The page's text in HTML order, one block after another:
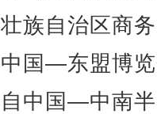
族自治区商
国—东盟博
中国—中南